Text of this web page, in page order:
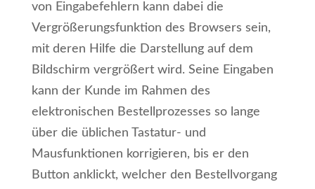
von Eingabefehlern kann dabei die
Vergrößerungsfunktion des Browsers sein,
mit deren Hilfe die Darstellung auf dem
Bildschirm vergrößert wird. Seine Eingaben
kann der Kunde im Rahmen des
elektronischen Bestellprozesses so lange
über die üblichen Tastatur- und
Mausfunktionen korrigieren, bis er den
Button anklickt, welcher den Bestellvorgang